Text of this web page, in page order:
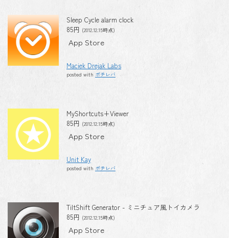
Sleep Cycle alarm clock
85円 (2012.12.15時点)
App Store
Maciek Drejak Labs
posted with ポチレバ
MyShortcuts+Viewer
85円 (2012.12.15時点)
App Store
Unit Kay
posted with ポチレバ
TiltShift Generator - ミニチュア風トイカメラ
85円 (2012.12.15時点)
App Store